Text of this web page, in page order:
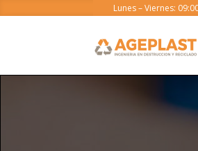
Lunes – Viernes: